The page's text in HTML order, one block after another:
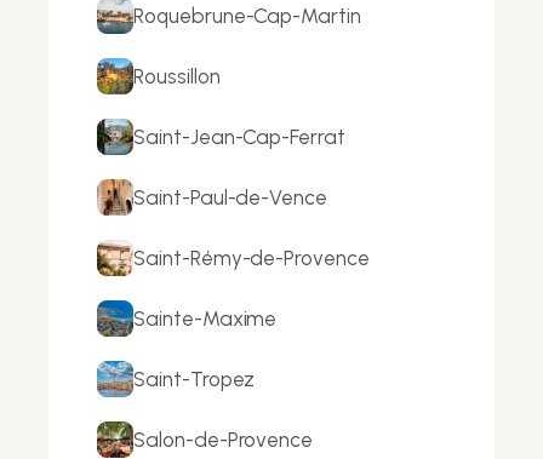
Roquebrune-Cap-Martin
Roussillon
Saint-Jean-Cap-Ferrat
Saint-Paul-de-Vence
Saint-Rémy-de-Provence
Sainte-Maxime
Saint-Tropez
Salon-de-Provence